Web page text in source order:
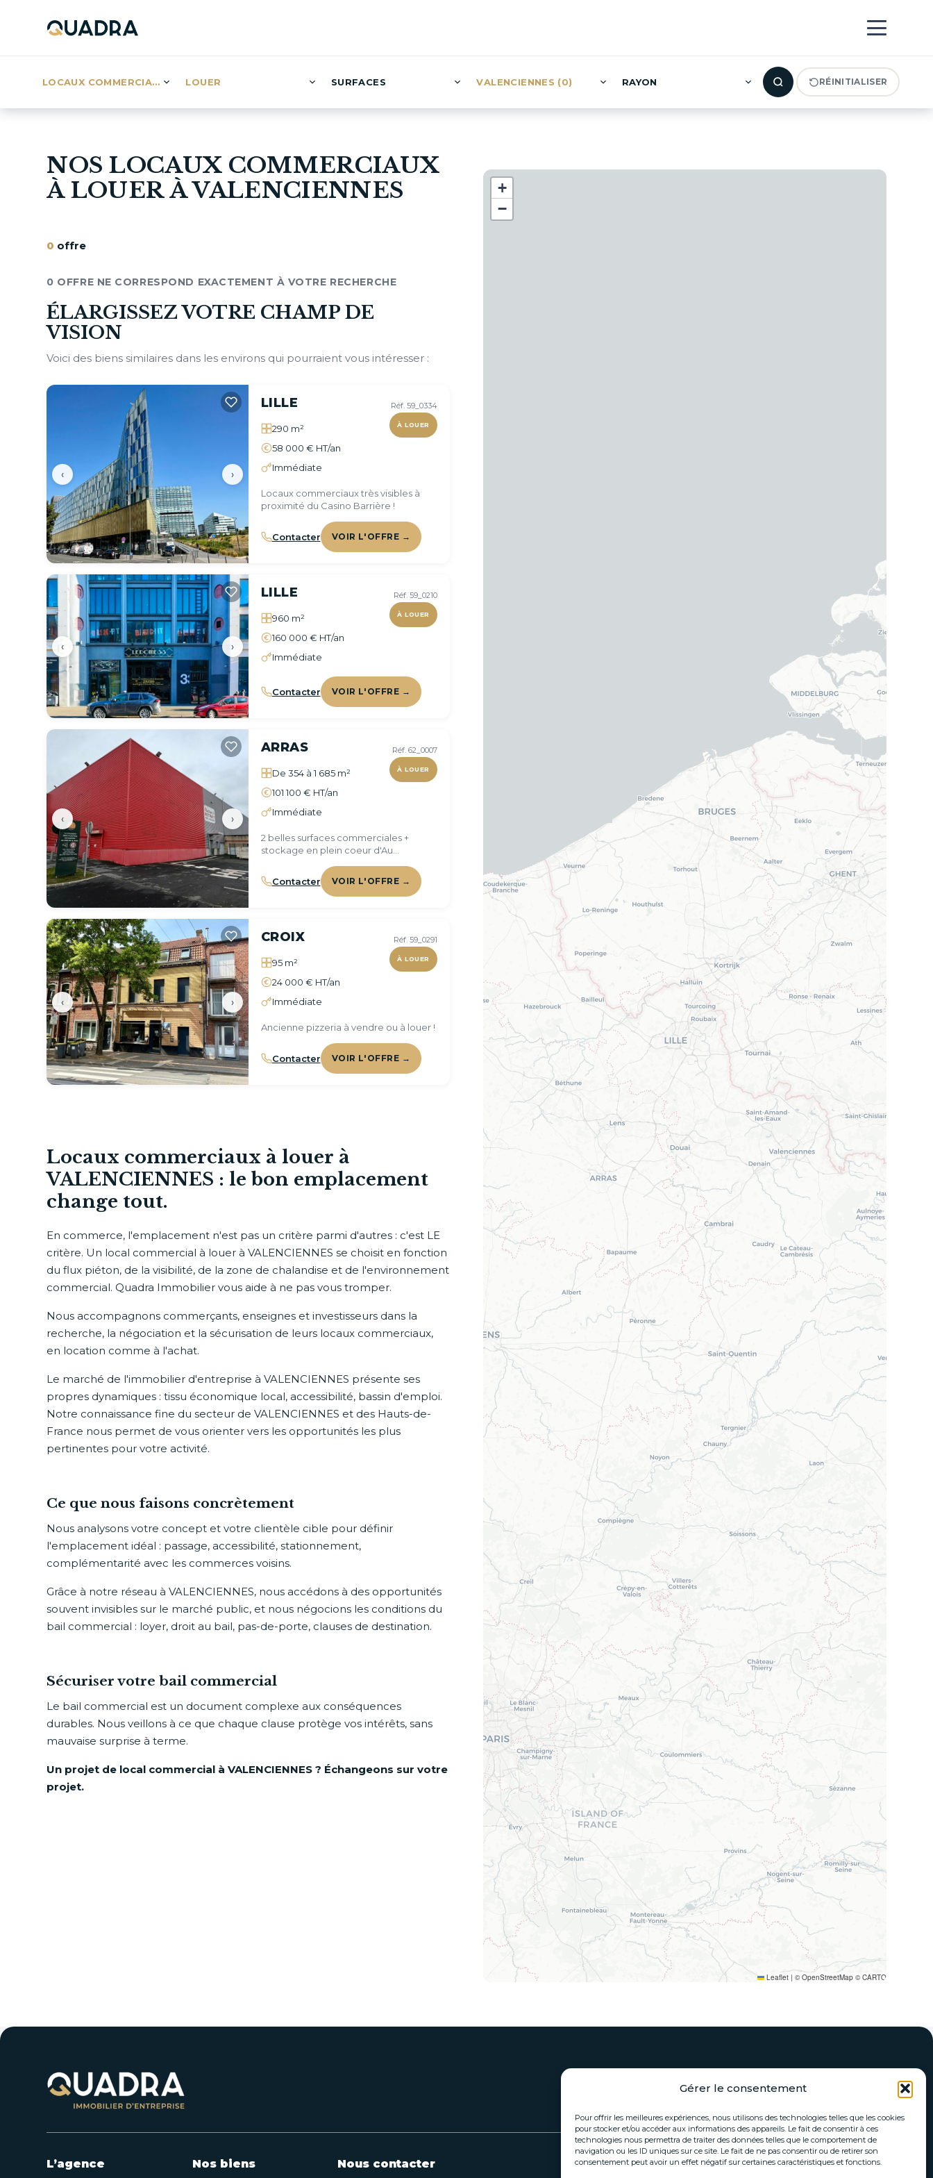
Gérer le consentement
Pour offrir les meilleures expériences, nous utilisons des technologies telles que les cookies
pour stocker et/ou accéder aux informations des appareils. Le fait de consentir à ces
technologies nous permettra de traiter des données telles que le comportement de
navigation ou les ID uniques sur ce site. Le fait de ne pas consentir ou de retirer son
consentement peut avoir un effet négatif sur certaines caractéristiques et fonctions.
LOCAUX COMMERCIAUX (6) LOUER SURFACES VALENCIENNES (0) RAYON RÉINITIALISER
NOS LOCAUX COMMERCIAUX
À LOUER À VALENCIENNES
0 offre
0 OFFRE NE CORRESPOND EXACTEMENT À VOTRE RECHERCHE
ÉLARGISSEZ VOTRE CHAMP DE
VISION
Voici des biens similaires dans les environs qui pourraient vous intéresser :
‹ ›
Réf. 59_0334
À LOUER
LILLE
290 m²
58 000 € HT/an
Immédiate
Locaux commerciaux très visibles à
proximité du Casino Barrière !
Contacter VOIR L'OFFRE →
‹ ›
Réf. 59_0210
À LOUER
LILLE
960 m²
160 000 € HT/an
Immédiate
Contacter VOIR L'OFFRE →
‹ ›
Réf. 62_0007
À LOUER
ARRAS
De 354 à 1 685 m²
101 100 € HT/an
Immédiate
2 belles surfaces commerciales +
stockage en plein coeur d'Au
Contacter
VOIR L'OFFRE →
‹ ›
Réf. 59_0291
À LOUER
CROIX
95 m²
24 000 € HT/an
Immédiate
Ancienne pizzeria à vendre ou à louer !
Contacter VOIR L'OFFRE →
Locaux commerciaux à louer à
VALENCIENNES : le bon emplacement
change tout.
En commerce, l'emplacement n'est pas un critère parmi d'autres : c'est LE
critère. Un local commercial à louer à VALENCIENNES se choisit en fonction
du flux piéton, de la visibilité, de la zone de chalandise et de l'environnement
commercial. Quadra Immobilier vous aide à ne pas vous tromper.
Nous accompagnons commerçants, enseignes et investisseurs dans la
recherche, la négociation et la sécurisation de leurs locaux commerciaux,
en location comme à l'achat.
Le marché de l'immobilier d'entreprise à VALENCIENNES présente ses
propres dynamiques : tissu économique local, accessibilité, bassin d'emploi.
Notre connaissance fine du secteur de VALENCIENNES et des Hauts-de-
France nous permet de vous orienter vers les opportunités les plus
pertinentes pour votre activité.
Ce que nous faisons concrètement
Nous analysons votre concept et votre clientèle cible pour définir
l'emplacement idéal : passage, accessibilité, stationnement,
complémentarité avec les commerces voisins.
Grâce à notre réseau à VALENCIENNES, nous accédons à des opportunités
souvent invisibles sur le marché public, et nous négocions les conditions du
bail commercial : loyer, droit au bail, pas-de-porte, clauses de destination.
Sécuriser votre bail commercial
Le bail commercial est un document complexe aux conséquences
durables. Nous veillons à ce que chaque clause protège vos intérêts, sans
mauvaise surprise à terme.
Un projet de local commercial à VALENCIENNES ? Échangeons sur votre
projet.
+
−
Leaflet | © OpenStreetMap © CARTO
L’agence Nos biens Nous contacter S’inscrire à notre newsletter